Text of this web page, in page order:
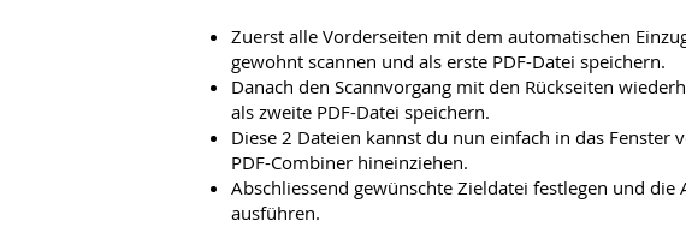
Zuerst alle Vorderseiten mit dem automatischen
gewohnt scannen und als erste PDF-Datei speichern.
Danach den Scannvorgang mit den Rückseiten
als zweite PDF-Datei speichern.
Diese 2 Dateien kannst du nun einfach in das Fenster
PDF-Combiner hineinziehen.
Abschliessend gewünschte Zieldatei festlegen und die
ausführen.